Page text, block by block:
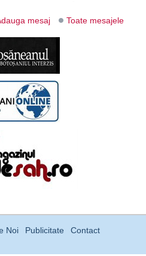
mesaj Toate mesajele
Noi Publicitate Contact